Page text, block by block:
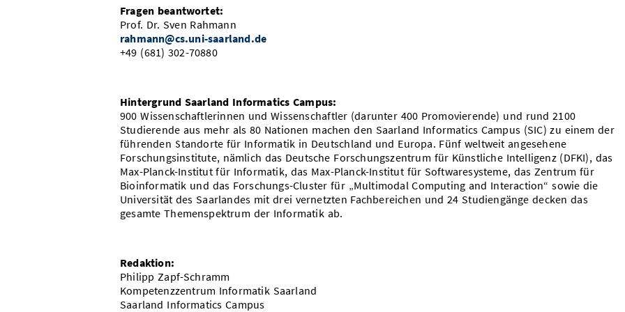
Fragen beantwortet:
Prof. Dr. Sven Rahmann
rahmann@cs.uni-saarland.de
+49 (681) 302-70880
Hintergrund Saarland Informatics Campus:
900 Wissenschaftlerinnen und Wissenschaftler (darunter 400 Promovierende) und rund 2100
Studierende aus mehr als 80 Nationen machen den Saarland Informatics Campus (SIC) zu einem der
führenden Standorte für Informatik in Deutschland und Europa. Fünf weltweit angesehene
Forschungsinstitute, nämlich das Deutsche Forschungszentrum für Künstliche Intelligenz (DFKI), das
Max-Planck-Institut für Informatik, das Max-Planck-Institut für Softwaresysteme, das Zentrum für
Bioinformatik und das Forschungs-Cluster für „Multimodal Computing and Interaction“ sowie die
Universität des Saarlandes mit drei vernetzten Fachbereichen und 24 Studiengänge decken das
gesamte Themenspektrum der Informatik ab.
Redaktion:
Philipp Zapf-Schramm
Kompetenzzentrum Informatik Saarland
Saarland Informatics Campus